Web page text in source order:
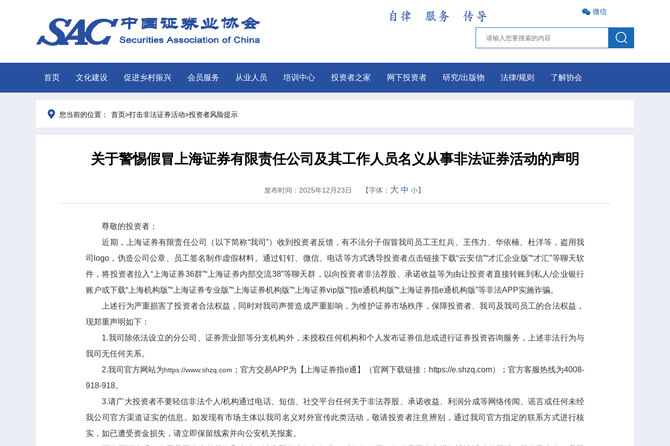
微信
首页 文化建设 促进乡村振兴 会员服务 从业人员 培训中心 投资者之家 网下投资者 研究/出版物 法律/规则 了解协会
您当前的位置： 首页>打击非法证券活动>投资者风险提示
关于警惕假冒上海证券有限责任公司及其工作人员名义从事非法证券活动的声明
发布时间：2025年12月23日 【字体： 大 中 小】
尊敬的投资者：
近期，上海证券有限责任公司（以下简称“我司”）收到投资者反馈，有不法分子假冒我司员工王红兵、王伟力、华依楠、杜洋等，盗用我
司logo，伪造公司公章、员工签名制作虚假材料。通过钉钉 、微信、电话等方式诱导投资者点击链接下载“云安信”“才汇企业版”“才汇”等聊天软
件，将投资者拉入 “上海证券36群”“上海证券内部交流38”等聊天群，以向投资者非法荐股、承诺收益等为由让投资者直接转账到私人/企业银行
账户或下载“ 上海机构版”“上海证券专业版”“ 上海证券机构版”“ 上海证券vip版”“指e通机构版”“ 上海证券指e通机构版”等非法APP实施诈骗。
上述行为严重损害了投资者合法权益，同时对我司声誉造成严重影响， 为维护证券市场秩序，保障投资者、我司及我司员工的合法权益，
现郑重声明如下：
1.我司除依法设立的分公司、证券营业部等分支机构外，未授权任何机构和个人发布证券信息或进行证券投资咨询服务，
上述非法行为与
我司无任何关系。
2.我司官方网站为https://www.shzq.com ；官方交易APP为【上海证券指e通】（官网下载链接：https://e.shzq.com）；官方客服热线为4008-
918-918。
3.请广大投资者不要轻信非法个人/机构通过电话、短信、社交平台任何关于非法荐股、承诺收益、利润分成等网络传闻、谣言或任何未经
我公司官方渠道证实的信息。如发现有市场主体以我司名义对外宣传此类活动，敬请投资者注意辨别，通过我司官方指定的联系方式进行核
实，如已遭受资金损失，请立即保留线索并向公安机关报案。